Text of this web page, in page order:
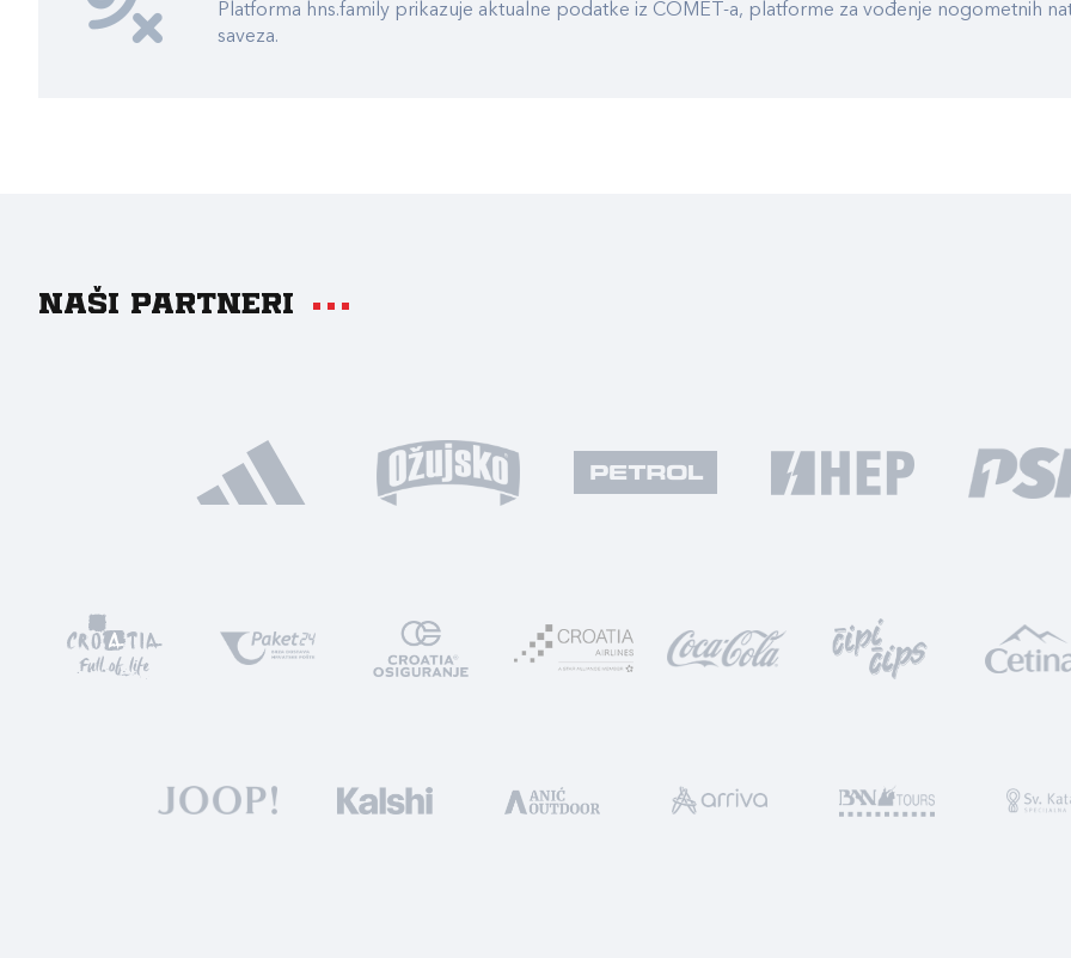
Platforma hns.family prikazuje aktualne podatke iz COMET-a, platforme za vođenje nogometnih
saveza.
Naši partneri